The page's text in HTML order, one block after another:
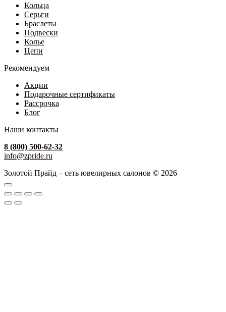
Кольца
Серьги
Браслеты
Подвески
Колье
Цепи
Рекомендуем
Акции
Подарочные сертификаты
Рассрочка
Блог
Наши контакты
8 (800) 500-62-32
info@zpride.ru
Золотой Прайд – сеть ювелирных салонов © 2026